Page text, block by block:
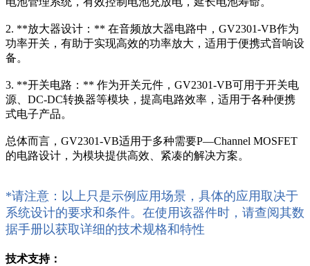
2. **放大器设计：** 在音频放大器电路中，GV2301-VB作为
功率开关，有助于实现高效的功率放大，适用于便携式音响设
备。
3. **开关电路：** 作为开关元件，GV2301-VB可用于开关电
源、DC-DC转换器等模块，提高电路效率，适用于各种便携
式电子产品。
总体而言，GV2301-VB适用于多种需要P—Channel MOSFET
的电路设计，为模块提供高效、紧凑的解决方案。
*请注意：以上只是示例应用场景，具体的应用取决于
系统设计的要求和条件。在使用该器件时，请查阅其数
据手册以获取详细的技术规格和特性
技术支持：